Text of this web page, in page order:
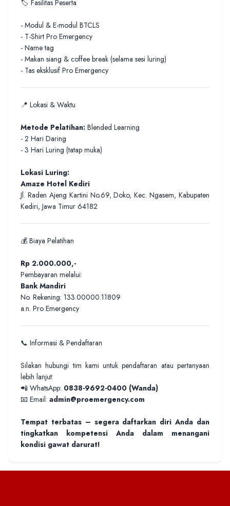
🏷️ Fasilitas Peserta
- Modul & E-modul BTCLS
- T-Shirt Pro Emergency
- Name tag
- Makan siang & coffee break (selama sesi luring)
- Tas eksklusif Pro Emergency
📍 Lokasi & Waktu
Metode Pelatihan: Blended Learning
- 2 Hari Daring
- 3 Hari Luring (tatap muka)
Lokasi Luring:
Amaze Hotel Kediri
Jl. Raden Ajeng Kartini No.69, Doko, Kec. Ngasem, Kabupaten
Kediri, Jawa Timur 64182
💰 Biaya Pelatihan
Rp 2.000.000,-
Pembayaran melalui:
Bank Mandiri
No. Rekening: 133.00000.11809
a.n. Pro Emergency
📞 Informasi & Pendaftaran
Silakan hubungi tim kami untuk pendaftaran atau pertanyaan
lebih lanjut:
📲 WhatsApp: 0838-9692-0400 (Wanda)
📧 Email: admin@proemergency.com
Tempat terbatas – segera daftarkan diri Anda dan
tingkatkan kompetensi Anda dalam menangani
kondisi gawat darurat!